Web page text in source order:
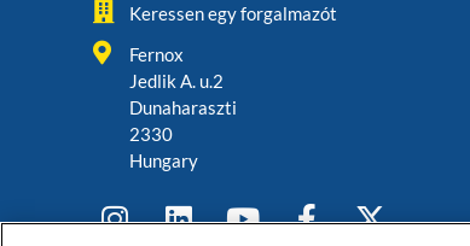
Keressen egy forgalmazót
Fernox
Jedlik A. u.2
Dunaharaszti
2330
Hungary